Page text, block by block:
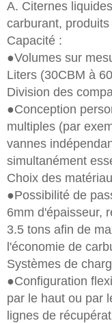
A. Citernes
carburant,
Capacité :
●Volumes sur
Liters (30CBM à
Division des
●Conception
multiples (par
vannes
simultanément
Choix des
●Possibilité de
6mm d'épaisseur,
3.5 tons afin de
l'économie de
Systèmes de
●Configuration
par le haut ou par
lignes de